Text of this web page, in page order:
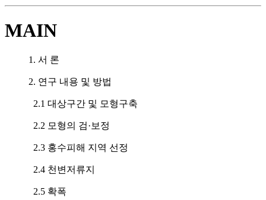
MAIN
1. 서 론
2. 연구 내용 및 방법
2.1 대상구간 및 모형구축
2.2 모형의 검·보정
2.3 홍수피해 지역 선정
2.4 천변저류지
2.5 확폭